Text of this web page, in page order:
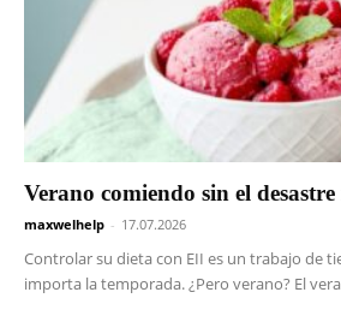
Verano comiendo sin el
maxwelhelp - 17.07.2026
Controlar su dieta con EII es un trabajo de
importa la temporada. ¿Pero verano? El